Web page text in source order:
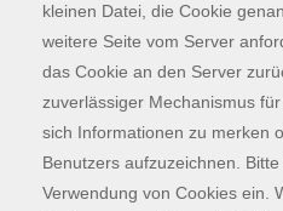
Der Kurs konnte nicht
kleinen Datei, die Cookie
weitere Seite vom Server
das Cookie an den Server
zuverlässiger Mechanismus
sich Informationen zu merken
Benutzers aufzuzeichnen.
Verwendung von Cookies ein.